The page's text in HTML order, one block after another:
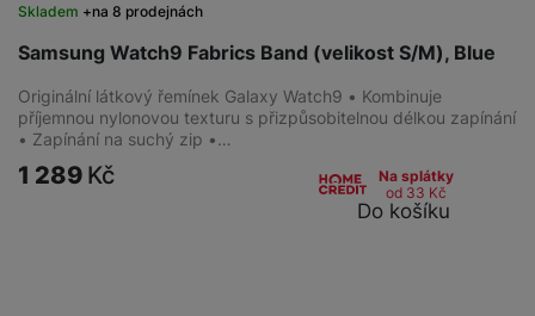
Samsung Watch9 Fabrics Band (velikost S/M), Blue
Skladem na 8 prodejnách
Originální látkový řemínek Galaxy Watch9 • Kombinuje
příjemnou nylonovou texturu s přizpůsobitelnou délkou zapínání
• Zapínání na suchý zip •…
1 289 Kč
Na splátky
od 33 Kč
Do košíku